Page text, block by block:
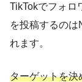
TikTokでフォロ
を投稿するの
れます。
ターゲットを決